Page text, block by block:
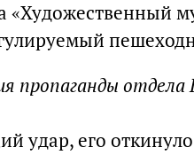
«Художественный
пропаганды
удар, его